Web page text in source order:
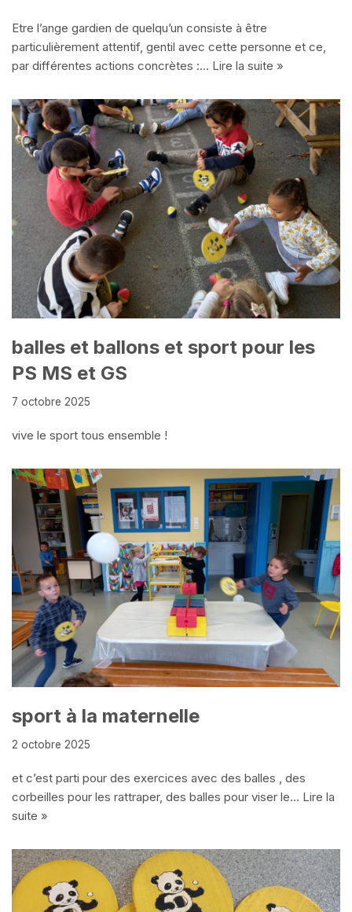
Etre l’ange gardien de quelqu’un consiste à être
particulièrement attentif, gentil avec cette personne et ce,
par différentes actions concrètes :… Lire la suite »
balles et ballons et sport pour les
PS MS et GS
7 octobre 2025
vive le sport tous ensemble !
sport à la maternelle
2 octobre 2025
et c’est parti pour des exercices avec des balles , des
corbeilles pour les rattraper, des balles pour viser le… Lire la
suite »